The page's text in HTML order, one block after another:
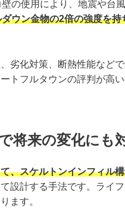
の使用により、地震や台
ウン金物の2倍の強度を
劣化対策、断熱性能など
トフルタウンの評判が高
将来の変化にも
、スケルトンインフィル
設計する手法です。ライ
ます。